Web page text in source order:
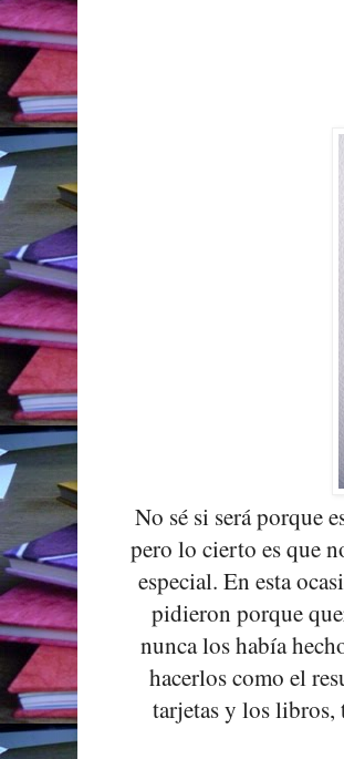
No sé si será porque
pero lo cierto es que
especial. En esta
pidieron porque
nunca los había
hacerlos como el
tarjetas y los libros,